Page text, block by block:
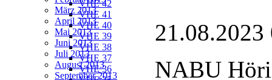
VHE 42
VHE 41
VHE 40
VHE 39
VHE 38
VHE 37
VHE 36
März 2013
April 2013
Mai 2013
Juni 2013
Juli 2013
August 2013
September 2013
21.08.2023
NABU